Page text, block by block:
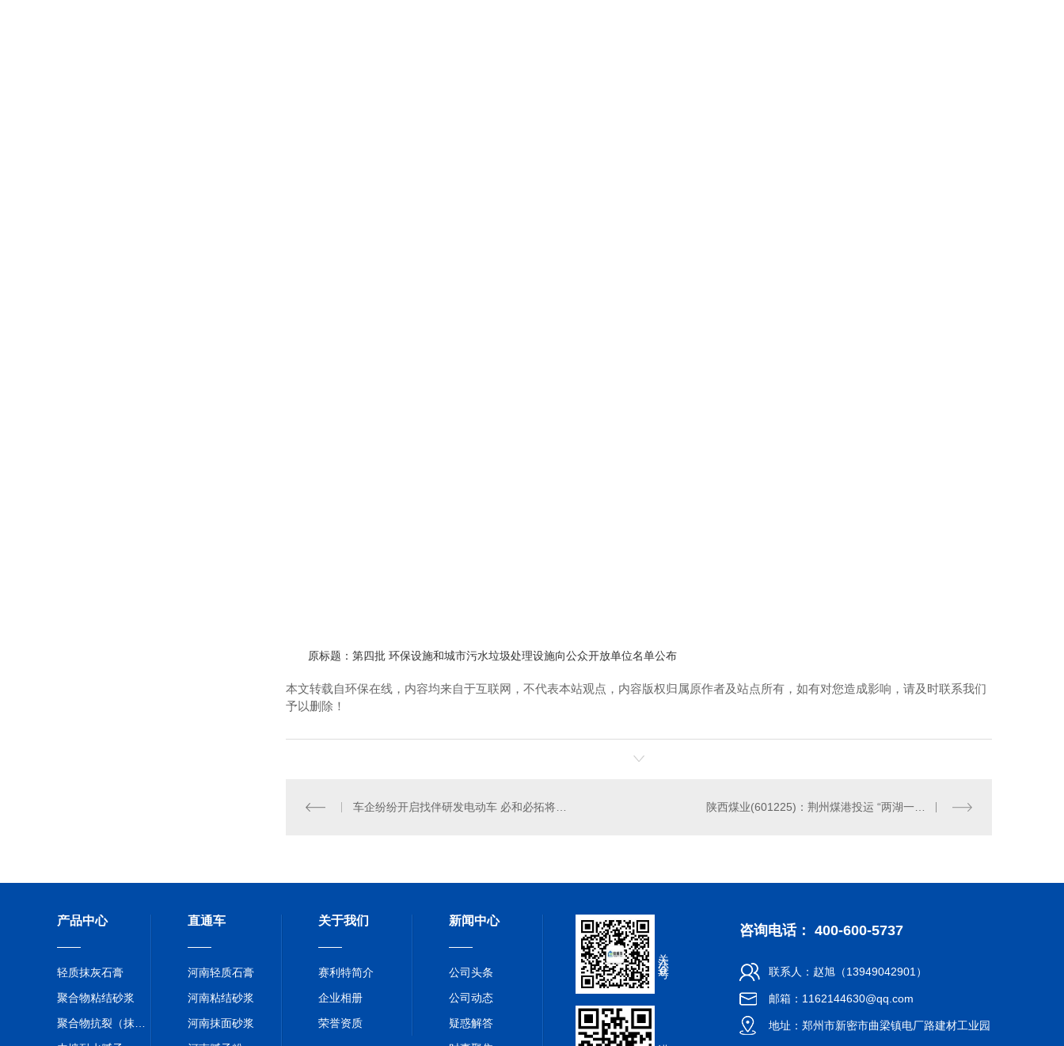
原标题：第四批 环保设施和城市污水垃圾处理设施向公众开放单位名单公布
本文转载自环保在线，内容均来自于互联网，不代表本站观点，内容版权归属原作者及站点所有，如有对您造成影响，请及时联系我们
予以删除！
车企纷纷开启找伴研发电动车 必和必拓将与丰田合作研发 陕西煤业(601225)：荆州煤港投运 “两湖一江”销量有望扩张
产品中心
轻质抹灰石膏
聚合物粘结砂浆
聚合物抗裂（抹面）砂浆
直通车
河南轻质石膏
河南粘结砂浆
河南抹面砂浆
关于我们
赛利特简介
企业相册
荣誉资质
新闻中心
公司头条
公司动态
疑惑解答
关注公众号
咨询电话： 400-600-5737
联系人：赵旭（13949042901）
邮箱：1162144630@qq.com
地址：郑州市新密市曲梁镇电厂路建材工业园